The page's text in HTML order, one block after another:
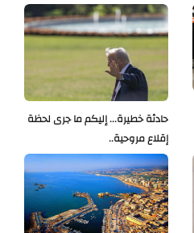
حادثة خطيرة... إليكم ما جرى لحظة
إقلاع مروحية..